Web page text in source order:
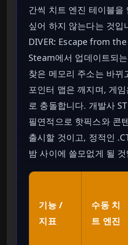
간씩 치트 엔진 테이블을
싶어 하지 않는다는 것입
DIVER: Escape from
Steam에서 업데이트되
찾은 메모리 주소는 바뀌
포인터 맵은 깨지며, 게
로 충돌합니다. 개발사
필연적으로 핫픽스와 콘
출시할 것이고, 정적인
밤 사이에 쓸모없게 될
기능 /
지표
수동 치
트 엔진